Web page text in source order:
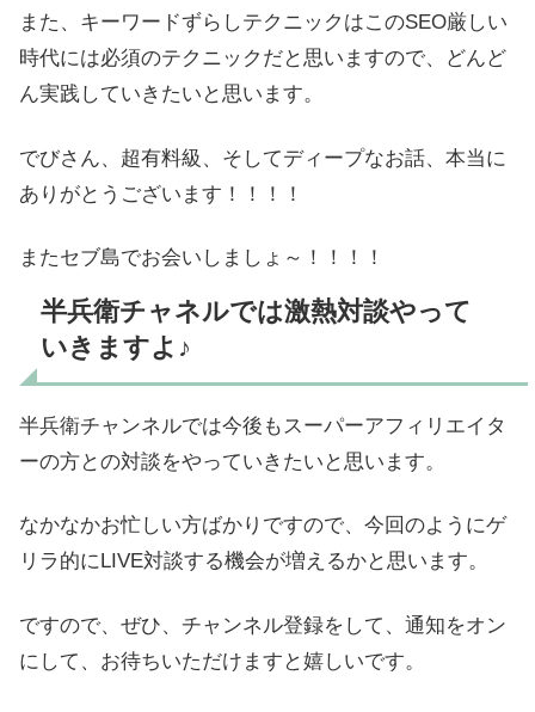
また、キーワードずらしテクニックはこのSEO厳しい
時代には必須のテクニックだと思いますので、どんど
ん実践していきたいと思います。
でびさん、超有料級、そしてディープなお話、本当に
ありがとうございます！！！！
またセブ島でお会いしましょ～！！！！
半兵衛チャネルでは激熱対談やって
いきますよ♪
半兵衛チャンネルでは今後もスーパーアフィリエイタ
ーの方との対談をやっていきたいと思います。
なかなかお忙しい方ばかりですので、今回のようにゲ
リラ的にLIVE対談する機会が増えるかと思います。
ですので、ぜひ、チャンネル登録をして、通知をオン
にして、お待ちいただけますと嬉しいです。